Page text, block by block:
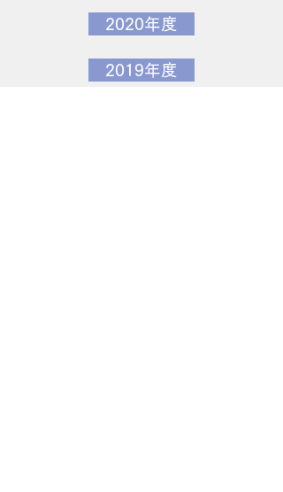
2020年度
2019年度